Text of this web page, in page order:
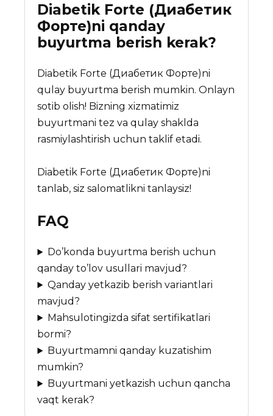
Diabetik Forte (Диабетик
Форте)ni qanday
buyurtma berish kerak?
Diabetik Forte (Диабетик Форте)ni
qulay buyurtma berish mumkin. Onlayn
sotib olish! Bizning xizmatimiz
buyurtmani tez va qulay shaklda
rasmiylashtirish uchun taklif etadi.
Diabetik Forte (Диабетик Форте)ni
tanlab, siz salomatlikni tanlaysiz!
FAQ
Do’konda buyurtma berish uchun
qanday to’lov usullari mavjud?
Qanday yetkazib berish variantlari
mavjud?
Mahsulotingizda sifat sertifikatlari
bormi?
Buyurtmamni qanday kuzatishim
mumkin?
Buyurtmani yetkazish uchun qancha
vaqt kerak?